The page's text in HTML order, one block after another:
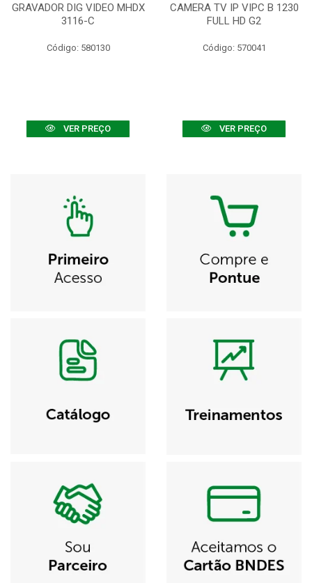
GRAVADOR DIG VIDEO MHDX
3116-C
Código: 580130
VER PREÇO
CAMERA TV IP VIPC B 1230
FULL HD G2
Código: 570041
VER PREÇO